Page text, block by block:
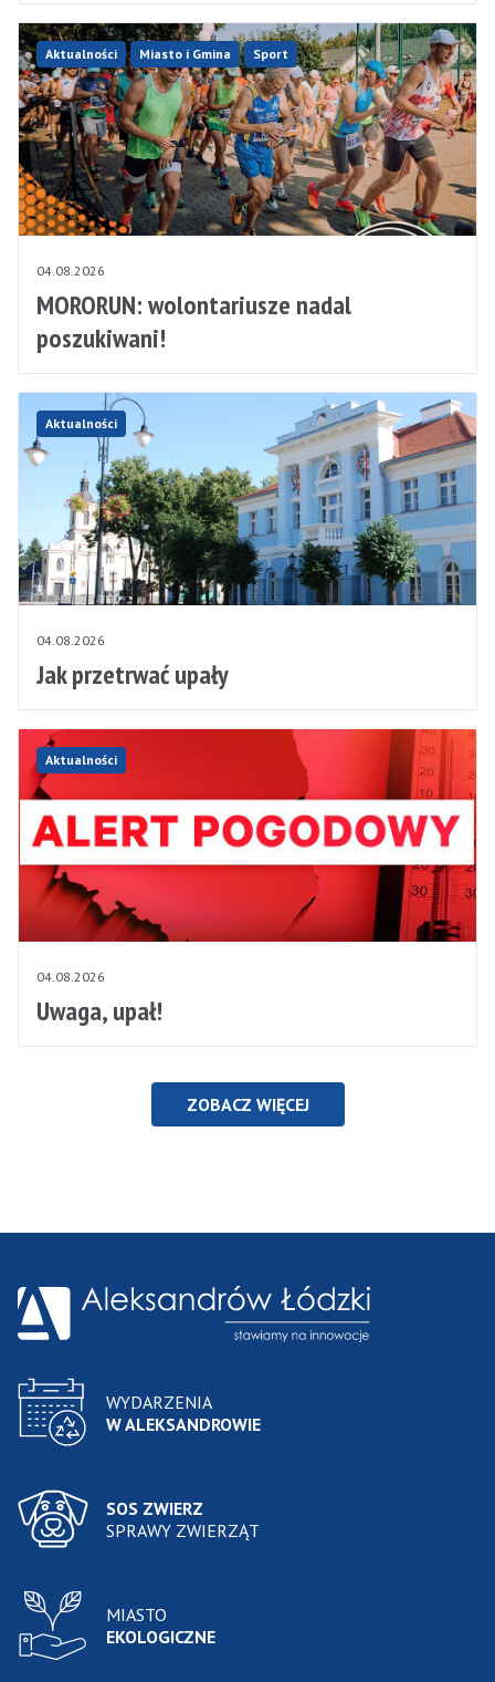
Aktualności Miasto i Gmina Sport
04.08.2026
MORORUN: wolontariusze nadal
poszukiwani!
Aktualności
04.08.2026
Jak przetrwać upały
Aktualności
04.08.2026
Uwaga, upał!
ZOBACZ WIĘCEJ
WYDARZENIA
W ALEKSANDROWIE
SOS ZWIERZ
SPRAWY ZWIERZĄT
MIASTO
EKOLOGICZNE